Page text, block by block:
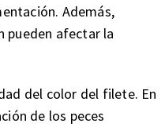
Además,
pueden afectar la
del color del filete. En
de los peces